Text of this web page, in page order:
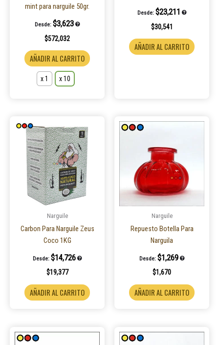
mint para narguile 50gr.
Desde: $3,623
$572,032
AÑADIR AL CARRITO
x 1 x 10
Desde: $23,211
$30,541
AÑADIR AL CARRITO
Narguile
Carbon Para Narguile Zeus
Coco 1KG
Desde: $14,726
$19,377
AÑADIR AL CARRITO
Narguile
Repuesto Botella Para
Narguila
Desde: $1,269
$1,670
AÑADIR AL CARRITO